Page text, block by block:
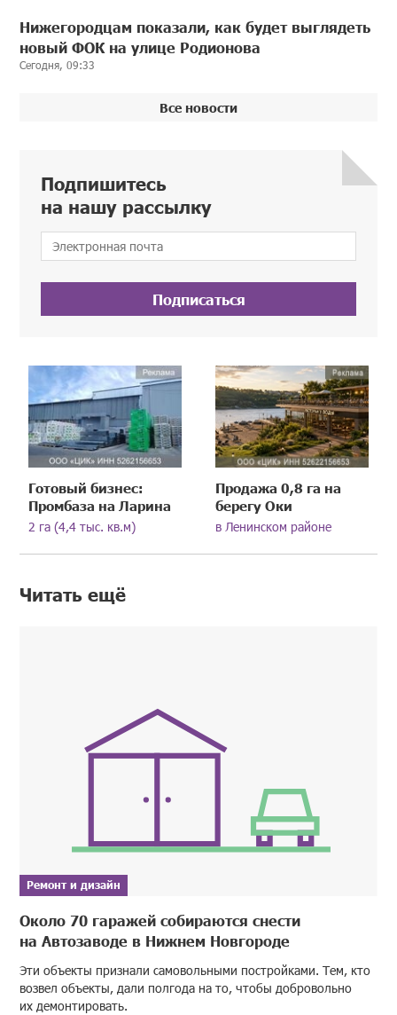
Нижегородцам показали, как будет выглядеть
новый ФОК на улице Родионова
Сегодня, 09:33
Все новости
Подпишитесь
на нашу рассылку
Подписаться
Готовый бизнес:
Промбаза на Ларина
2 га (4,4 тыс. кв.м)
Продажа 0,8 га на
берегу Оки
в Ленинском районе
Читать ещё
Ремонт и дизайн
Около 70 гаражей собираются снести
на Автозаводе в Нижнем Новгороде
Эти объекты признали самовольными постройками. Тем, кто
возвел объекты, дали полгода на то, чтобы добровольно
их демонтировать.